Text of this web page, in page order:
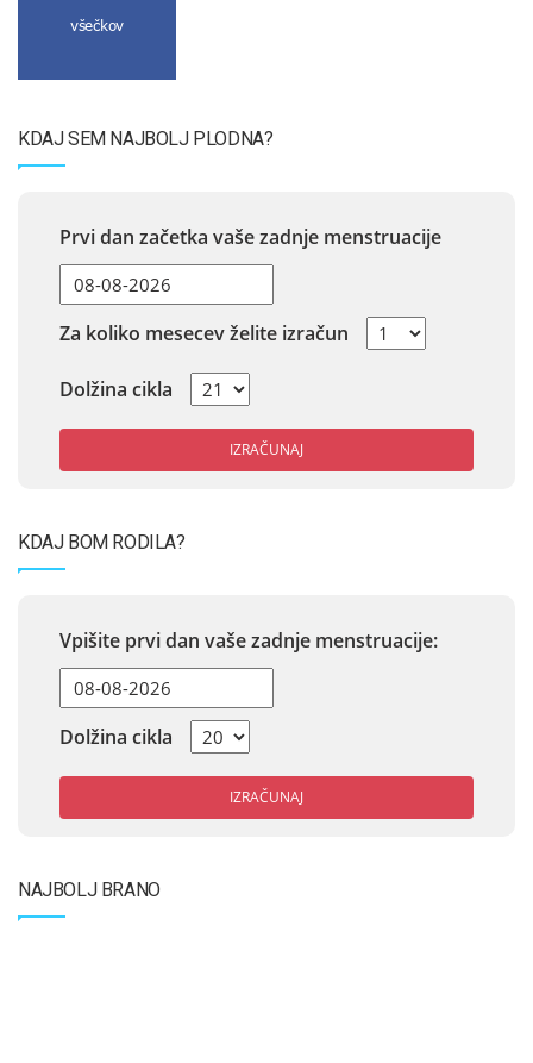
všečkov
KDAJ SEM NAJBOLJ PLODNA?
Prvi dan začetka vaše zadnje menstruacije
Za koliko mesecev želite izračun
Dolžina cikla
IZRAČUNAJ
KDAJ BOM RODILA?
Vpišite prvi dan vaše zadnje menstruacije:
Dolžina cikla
IZRAČUNAJ
NAJBOLJ BRANO